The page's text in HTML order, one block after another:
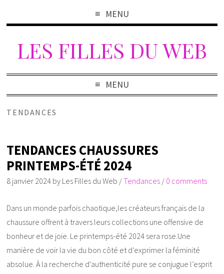
MENU
LES FILLES DU WEB
MENU
TENDANCES
TENDANCES CHAUSSURES
PRINTEMPS-ÉTÉ 2024
8 janvier 2024 by Les Filles du Web /Tendances / 0 comments
Dans un monde parfois chaotique,les créateurs français de la
chaussure offrent à travers leurs collections une offensive de
bonheur et de joie. Le printemps-été 2024 sera rose.Une
manière de voir la vie du bon côté et d’exprimer la féminité
absolue. À la recherche d’authenticité pure se conjugue l’esprit